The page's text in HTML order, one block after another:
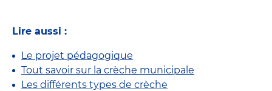
Lire aussi :
Le projet pédagogique
Tout savoir sur la crèche municipale
Les différents types de crèche